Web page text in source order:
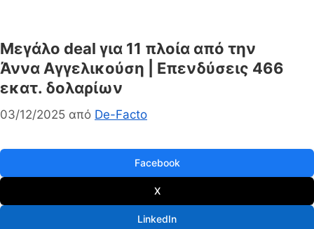
Μεγάλο deal για 11 πλοία από την
Άννα Αγγελικούση | Επενδύσεις 466
εκατ. δολαρίων
03/12/2025 από De-Facto
Facebook
X
LinkedIn